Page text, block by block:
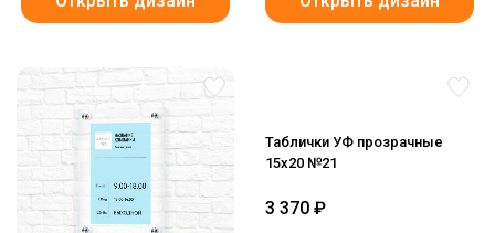
Таблички УФ прозрачные
15x20 №21
3 370 ₽